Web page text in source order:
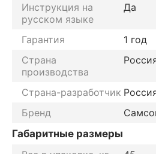
Инструкция на
русском языке
Да
Гарантия
1 год
Страна
производства
Страна-разработчик
Бренд
Габаритные размеры